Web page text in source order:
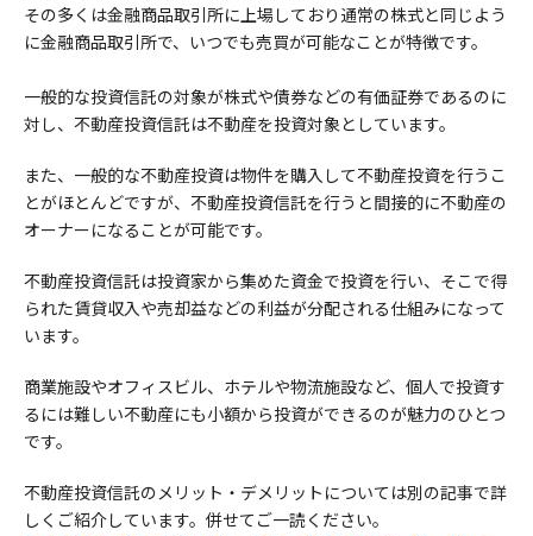
その多くは金融商品取引所に上場しており通常の株式と同じよう
に金融商品取引所で、いつでも売買が可能なことが特徴です。
一般的な投資信託の対象が株式や債券などの有価証券であるのに
対し、不動産投資信託は不動産を投資対象としています。
また、一般的な不動産投資は物件を購入して不動産投資を行うこ
とがほとんどですが、不動産投資信託を行うと間接的に不動産の
オーナーになることが可能です。
不動産投資信託は投資家から集めた資金で投資を行い、そこで得
られた賃貸収入や売却益などの利益が分配される仕組みになって
います。
商業施設やオフィスビル、ホテルや物流施設など、個人で投資す
るには難しい不動産にも小額から投資ができるのが魅力のひとつ
です。
不動産投資信託のメリット・デメリットについては別の記事で詳
しくご紹介しています。併せてご一読ください。